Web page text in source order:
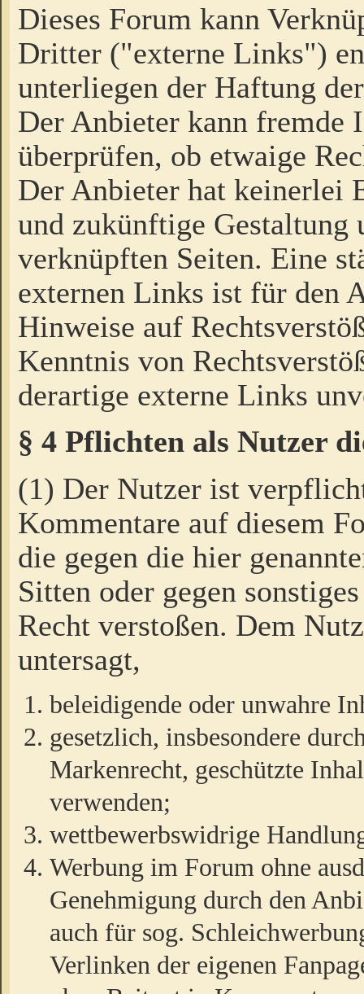
Dieses Forum kann
Dritter ("externe Links")
unterliegen der Haftung
Der Anbieter kann fremde
überprüfen, ob etwaige
Der Anbieter hat keinerlei
und zukünftige Gestaltung
verknüpften Seiten. Eine
externen Links ist für den
Hinweise auf
Kenntnis von
derartige externe Links
§ 4 Pflichten als Nutzer
(1) Der Nutzer ist
Kommentare auf diesem
die gegen die hier
Sitten oder gegen
Recht verstoßen. Dem
untersagt,
beleidigende oder unwahre
gesetzlich, insbesondere
Markenrecht, geschützte
verwenden;
wettbewerbswidrige
Werbung im Forum ohne
Genehmigung durch den
auch für sog.
Verlinken der eigenen